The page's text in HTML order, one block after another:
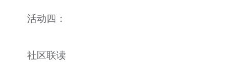
活动四：
社区联读